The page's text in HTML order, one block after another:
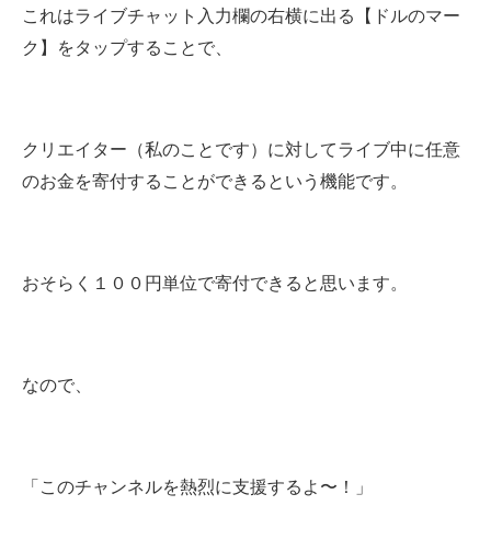
これはライブチャット入力欄の右横に出る【ドルのマー
ク】をタップすることで、
クリエイター（私のことです）に対してライブ中に任意
のお金を寄付することができるという機能です。
おそらく１００円単位で寄付できると思います。
なので、
「このチャンネルを熱烈に支援するよ〜！」